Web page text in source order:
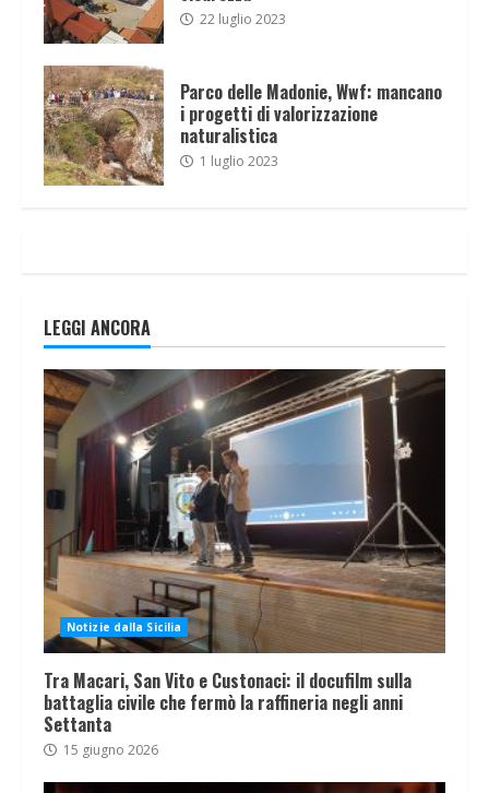
22 luglio 2023
Parco delle Madonie, Wwf: mancano
i progetti di valorizzazione
naturalistica
1 luglio 2023
LEGGI ANCORA
Notizie dalla Sicilia
Tra Macari, San Vito e Custonaci: il docufilm sulla
battaglia civile che fermò la raffineria negli anni
Settanta
15 giugno 2026